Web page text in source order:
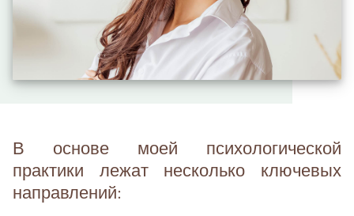
В основе моей психологической
практики лежат несколько ключевых
направлений: